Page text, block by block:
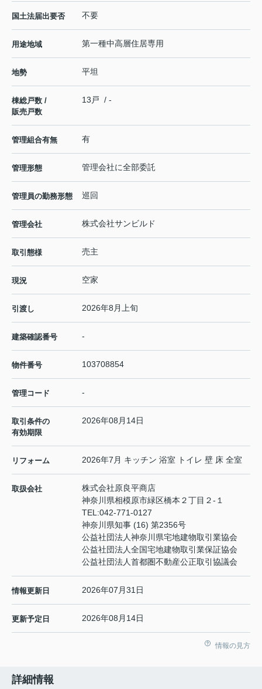
国土法届出要否 不要
用途地域 第一種中高層住居専用
地勢 平坦
棟総戸数 /
販売戸数
13戸 / -
管理組合有無 有
管理形態 管理会社に全部委託
管理員の勤務形態 巡回
管理会社 株式会社サンビルド
取引態様 売主
現況 空家
引渡し 2026年8月上旬
建築確認番号 -
物件番号 103708854
管理コード -
取引条件の
有効期限
2026年08月14日
リフォーム 2026年7月 キッチン 浴室 トイレ 壁 床 全室
取扱会社
株式会社原良平商店
神奈川県相模原市緑区橋本２丁目２-１
TEL:042-771-0127
神奈川県知事 (16) 第2356号
公益社団法人神奈川県宅地建物取引業協会
公益社団法人全国宅地建物取引業保証協会
公益社団法人首都圏不動産公正取引協議会
情報更新日 2026年07月31日
更新予定日 2026年08月14日
情報の見方
詳細情報